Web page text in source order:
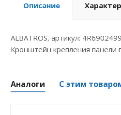
Описание
ALBATROS, артикул:
Кронштейн крепления панели
Аналоги С этим